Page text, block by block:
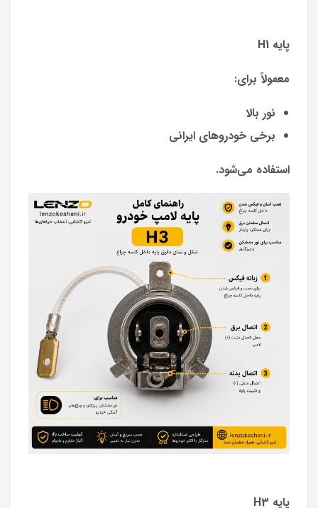
پایه H1
معمولاً برای:
نور بالا
برخی خودروهای ایرانی
استفاده می‌شود.
پایه H3